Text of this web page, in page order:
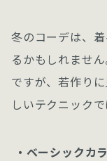
冬のコーデは、
るかもしれません
ですが、若作り
しいテクニックで
・ベーシックカ